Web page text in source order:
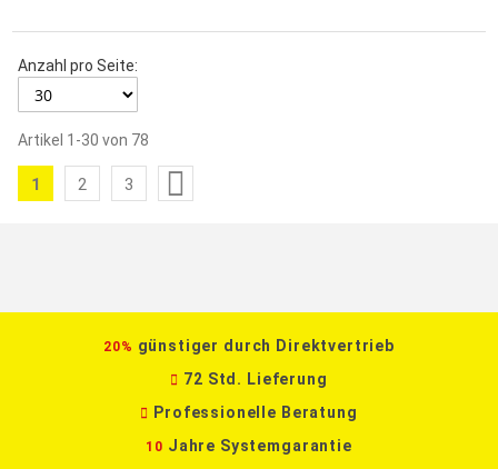
Anzahl pro Seite:
Artikel 1 -30 von 78
Sie
1 Seite
2 Seite
3
20% günstiger durch Direktvertrieb
72 Std. Lieferung
Professionelle Beratung
10 Jahre Systemgarantie